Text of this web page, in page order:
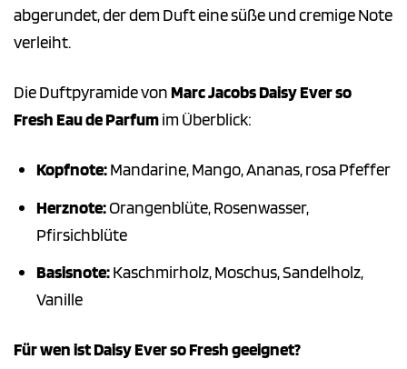
abgerundet, der dem Duft eine süße und cremige Note
verleiht.
Die Duftpyramide vonMarc Jacobs Daisy Ever so
Fresh Eau de Parfumim Überblick:
Kopfnote:Mandarine, Mango, Ananas, rosa Pfeffer
Herznote:Orangenblüte, Rosenwasser,
Pfirsichblüte
Basisnote:Kaschmirholz, Moschus, Sandelholz,
Vanille
Für wen ist Daisy Ever so Fresh geeignet?